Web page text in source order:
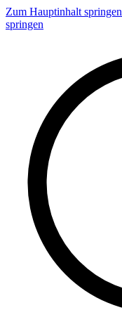
Zum Hauptinhalt springen
springen